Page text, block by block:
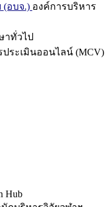
(อบจ.) องค์การบริหาร
าทั่วไป
ประเมินออนไลน์ (MCV)
Hub